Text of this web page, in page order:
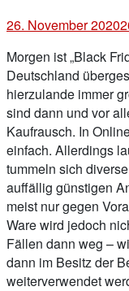
26. November 2020
Morgen ist „Black
Deutschland
hierzulande immer
sind dann und vor
Kaufrausch. In
einfach. Allerdings
tummeln sich
auffällig günstigen
meist nur gegen
Ware wird jedoch
Fällen dann weg –
dann im Besitz der
weiterverwendet